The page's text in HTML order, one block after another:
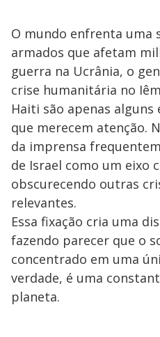
O mundo enfrenta uma
armados que afetam
guerra na Ucrânia, o
crise humanitária no
Haiti são apenas
que merecem atenção.
da imprensa
de Israel como um eixo
obscurecendo outras
relevantes.
Essa fixação cria uma
fazendo parecer que o
concentrado em uma
verdade, é uma
planeta.